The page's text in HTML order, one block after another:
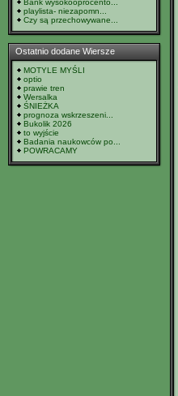
Bank wysokooprocento...
playlista- niezapomn...
Czy są przechowywane...
Ostatnio dodane Wiersze
MOTYLE MYŚLI
optio
prawie tren
Wersalka
ŚNIEŻKA
prognoza wskrzeszeni...
Bukolik 2026
to wyjście
Badania naukowców po...
POWRACAMY